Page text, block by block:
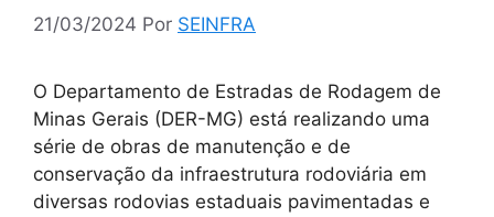
21/03/2024 Por SEINFRA
O Departamento de Estradas de Rodagem de
Minas Gerais (DER-MG) está realizando uma
série de obras de manutenção e de
conservação da infraestrutura rodoviária em
diversas rodovias estaduais pavimentadas e